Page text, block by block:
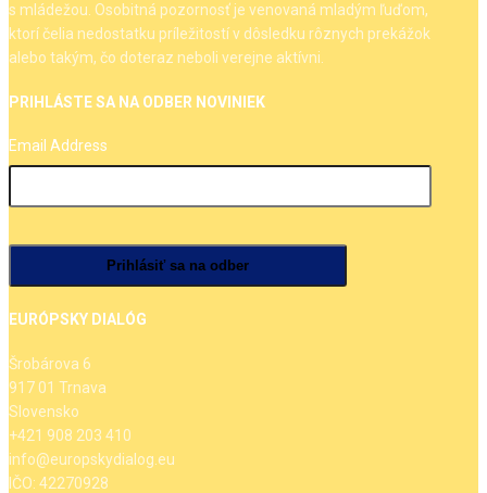
s mládežou. Osobitná pozornosť je venovaná mladým ľuďom,
ktorí čelia nedostatku príležitostí v dôsledku rôznych prekážok
alebo takým, čo doteraz neboli verejne aktívni.
PRIHLÁSTE SA NA ODBER NOVINIEK
Email Address
EURÓPSKY DIALÓG
Šrobárova 6
917 01 Trnava
Slovensko
+421 908 203 410
info@europskydialog.eu
IČO: 42270928